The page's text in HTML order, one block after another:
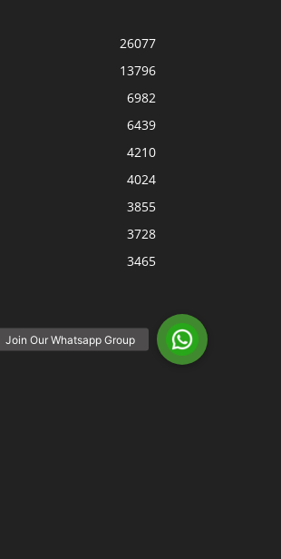
26077
13796
6982
6439
4210
4024
3855
3728
3465